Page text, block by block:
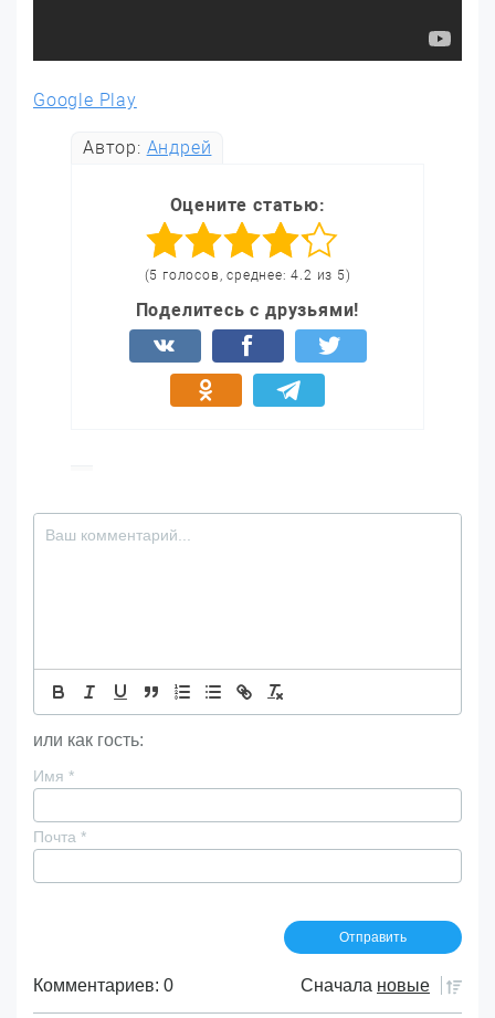
Google Play
Автор: Андрей
Оцените статью:
(5 голосов, среднее: 4.2 из 5)
Поделитесь с друзьями!
или как гость:
Имя *
Почта *
Комментариев: 0 Сначала новые